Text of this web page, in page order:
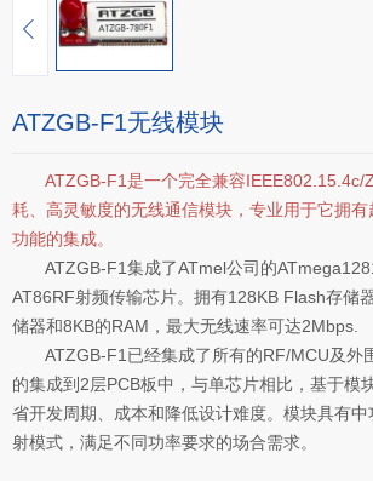
ATZGB-F1无线模块
ATZGB-F1是一个完全兼容IEEE802.15.4c/
耗、高灵敏度的无线通信模块，专业用于它拥
功能的集成。
ATZGB-F1集成了ATmel公司的
AT86RF射频传输芯片。拥有128KB Flash存储
储器和8KB的RAM，最大无线速率可达2Mbps.
ATZGB-F1已经集成了所有的RF/MCU及外
的集成到2层PCB板中，与单芯片相比，基于模
省开发周期、成本和降低设计难度。模块具有
射模式，满足不同功率要求的场合需求。